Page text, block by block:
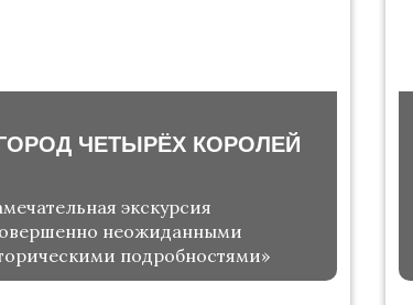
ЧЕТЫРЁХ КОРОЛЕЙ
экскурсия
неожиданными
подробностями»